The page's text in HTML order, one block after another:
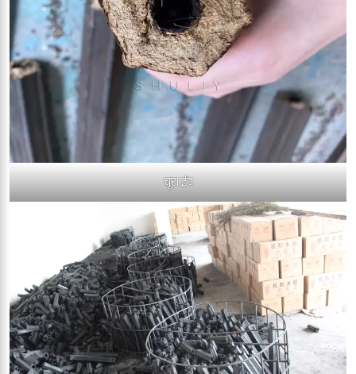
चूरा ईट